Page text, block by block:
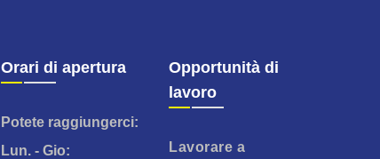
Orari di apertura
Potete raggiungerci:
Lun. - Gio:
Opportunità di
lavoro
Lavorare a